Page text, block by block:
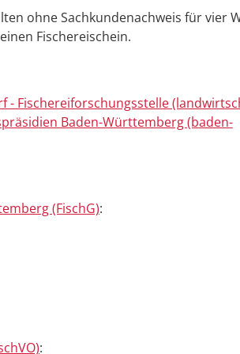
ohne Sachkundenachweis für vier
Fischereischein.
- Fischereiforschungsstelle
Baden-Württemberg (baden-
(FischG):
: